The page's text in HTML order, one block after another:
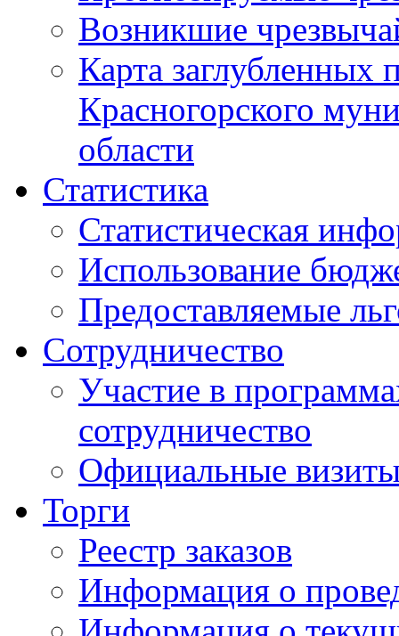
Возникшие
Карта
Красногорского
области
Статистика
Статистическая
Использование
Предоставляемые
Сотрудничество
Участие в
сотрудничество
Официальные
Торги
Реестр заказов
Информация о